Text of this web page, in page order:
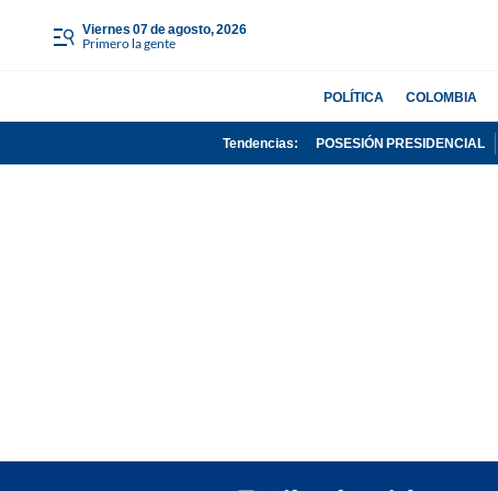
viernes 07 de agosto, 2026
Primero la gente
POLÍTICA COLOMBIA
Tendencias: POSESIÓN PRESIDENCIAL